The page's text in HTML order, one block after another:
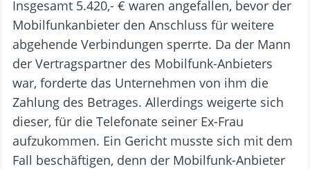
Insgesamt 5.420,- € waren angefallen, bevor der
Mobilfunkanbieter den Anschluss für weitere
abgehende Verbindungen sperrte. Da der Mann
der Vertragspartner des Mobilfunk-Anbieters
war, forderte das Unternehmen von ihm die
Zahlung des Betrages. Allerdings weigerte sich
dieser, für die Telefonate seiner Ex-Frau
aufzukommen. Ein Gericht musste sich mit dem
Fall beschäftigen, denn der Mobilfunk-Anbieter